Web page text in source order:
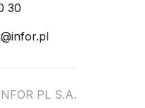
30
PL S.A.